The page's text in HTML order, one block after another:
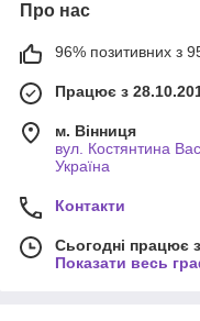
Про нас
96% позитивних з 95
Працює з
м. Вінниця
вул. Костянтина
Україна
Контакти
Сьогодні працює
Показати весь